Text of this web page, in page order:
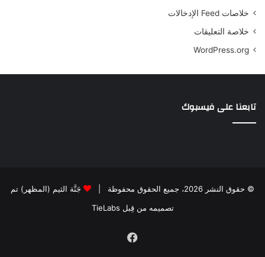
خلاصات Feed الإدخالات
خلاصة التعليقات
WordPress.org
تابعنا على فيسبوك
© حقوق النشر 2026، جميع الحقوق محفوظة |
جَنَّة الثيم (المظهر) تم
تصميمه من قِبل TieLabs
فيسبوك